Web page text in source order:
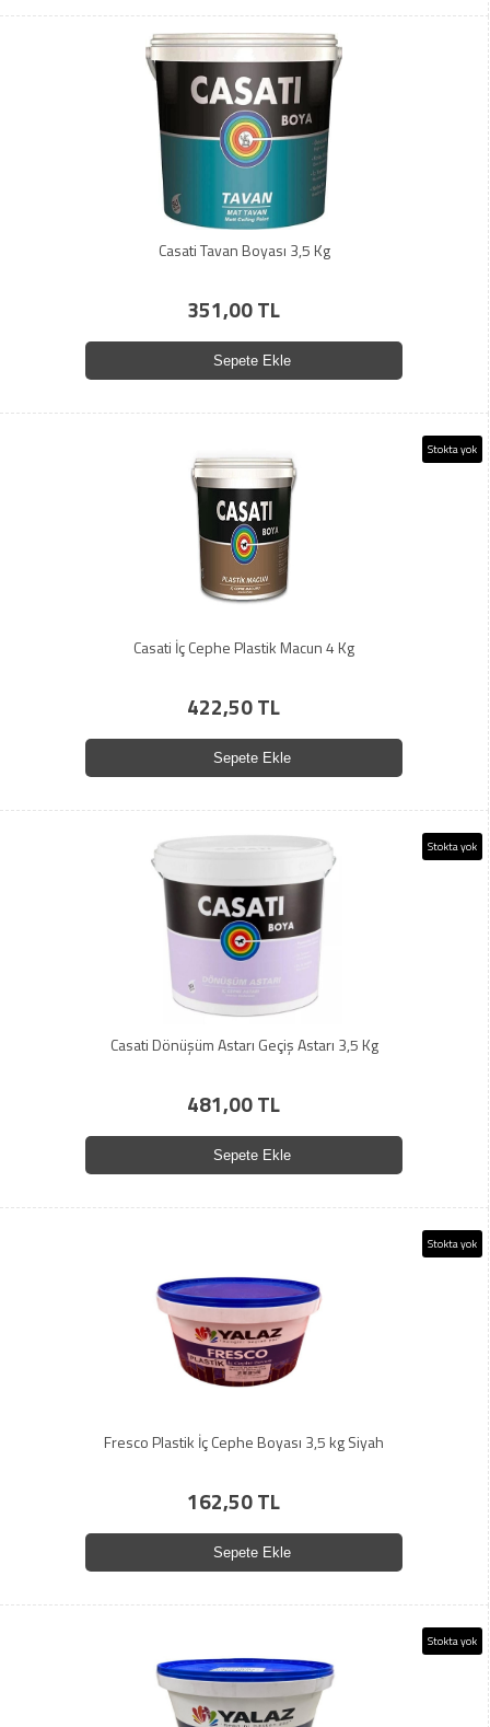
Casati Tavan Boyası 3,5 Kg
351,00 TL
Sepete Ekle
Stokta yok
Casati İç Cephe Plastik Macun 4 Kg
422,50 TL
Sepete Ekle
Stokta yok
Casati Dönüşüm Astarı Geçiş Astarı 3,5 Kg
481,00 TL
Sepete Ekle
Stokta yok
Fresco Plastik İç Cephe Boyası 3,5 kg Siyah
162,50 TL
Sepete Ekle
Stokta yok